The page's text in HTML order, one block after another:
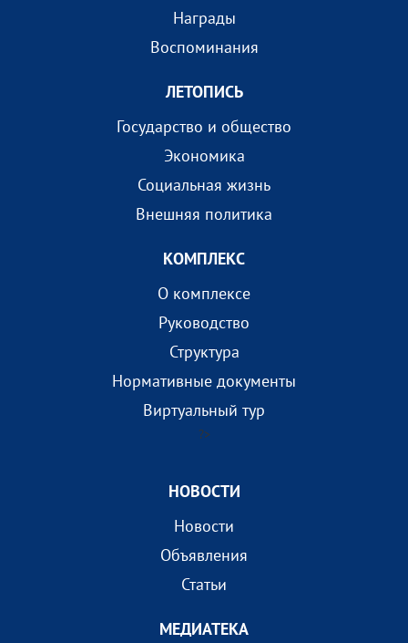
Награды
Воспоминания
ЛЕТОПИСЬ
Государство и общество
Экономика
Социальная жизнь
Внешняя политика
КОМПЛEКС
О комплексе
Руководство
Структура
Нормативные документы
Виртуальный тур
?>
НОВОСТИ
Новости
Объявления
Статьи
МEДИАТEКА